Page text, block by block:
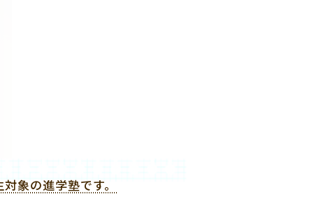
象の進学塾です。